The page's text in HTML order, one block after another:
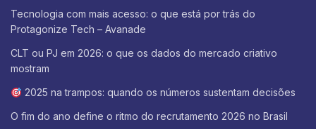
Tecnologia com mais acesso: o que está por trás do
Protagonize Tech – Avanade
CLT ou PJ em 2026: o que os dados do mercado criativo
mostram
2025 na trampos: quando os números sustentam decisões
O fim do ano define o ritmo do recrutamento 2026 no Brasil